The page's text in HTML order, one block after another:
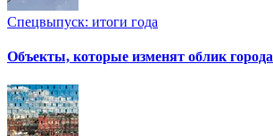
Спецвыпуск: итоги года
Объекты, которые изменят облик города